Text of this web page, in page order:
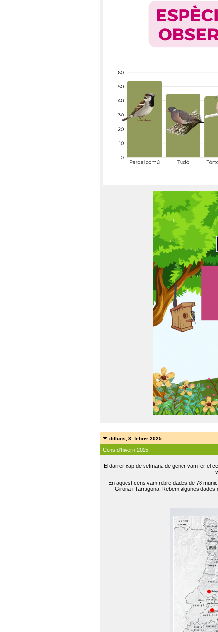
dilluns, 3. febrer 2025
Cens d'hivern 2025
El darrer cap de setmana de gener vam fer el
En aquest cens vam rebre dades de 78
Girona i Tarragona. Rebem algunes